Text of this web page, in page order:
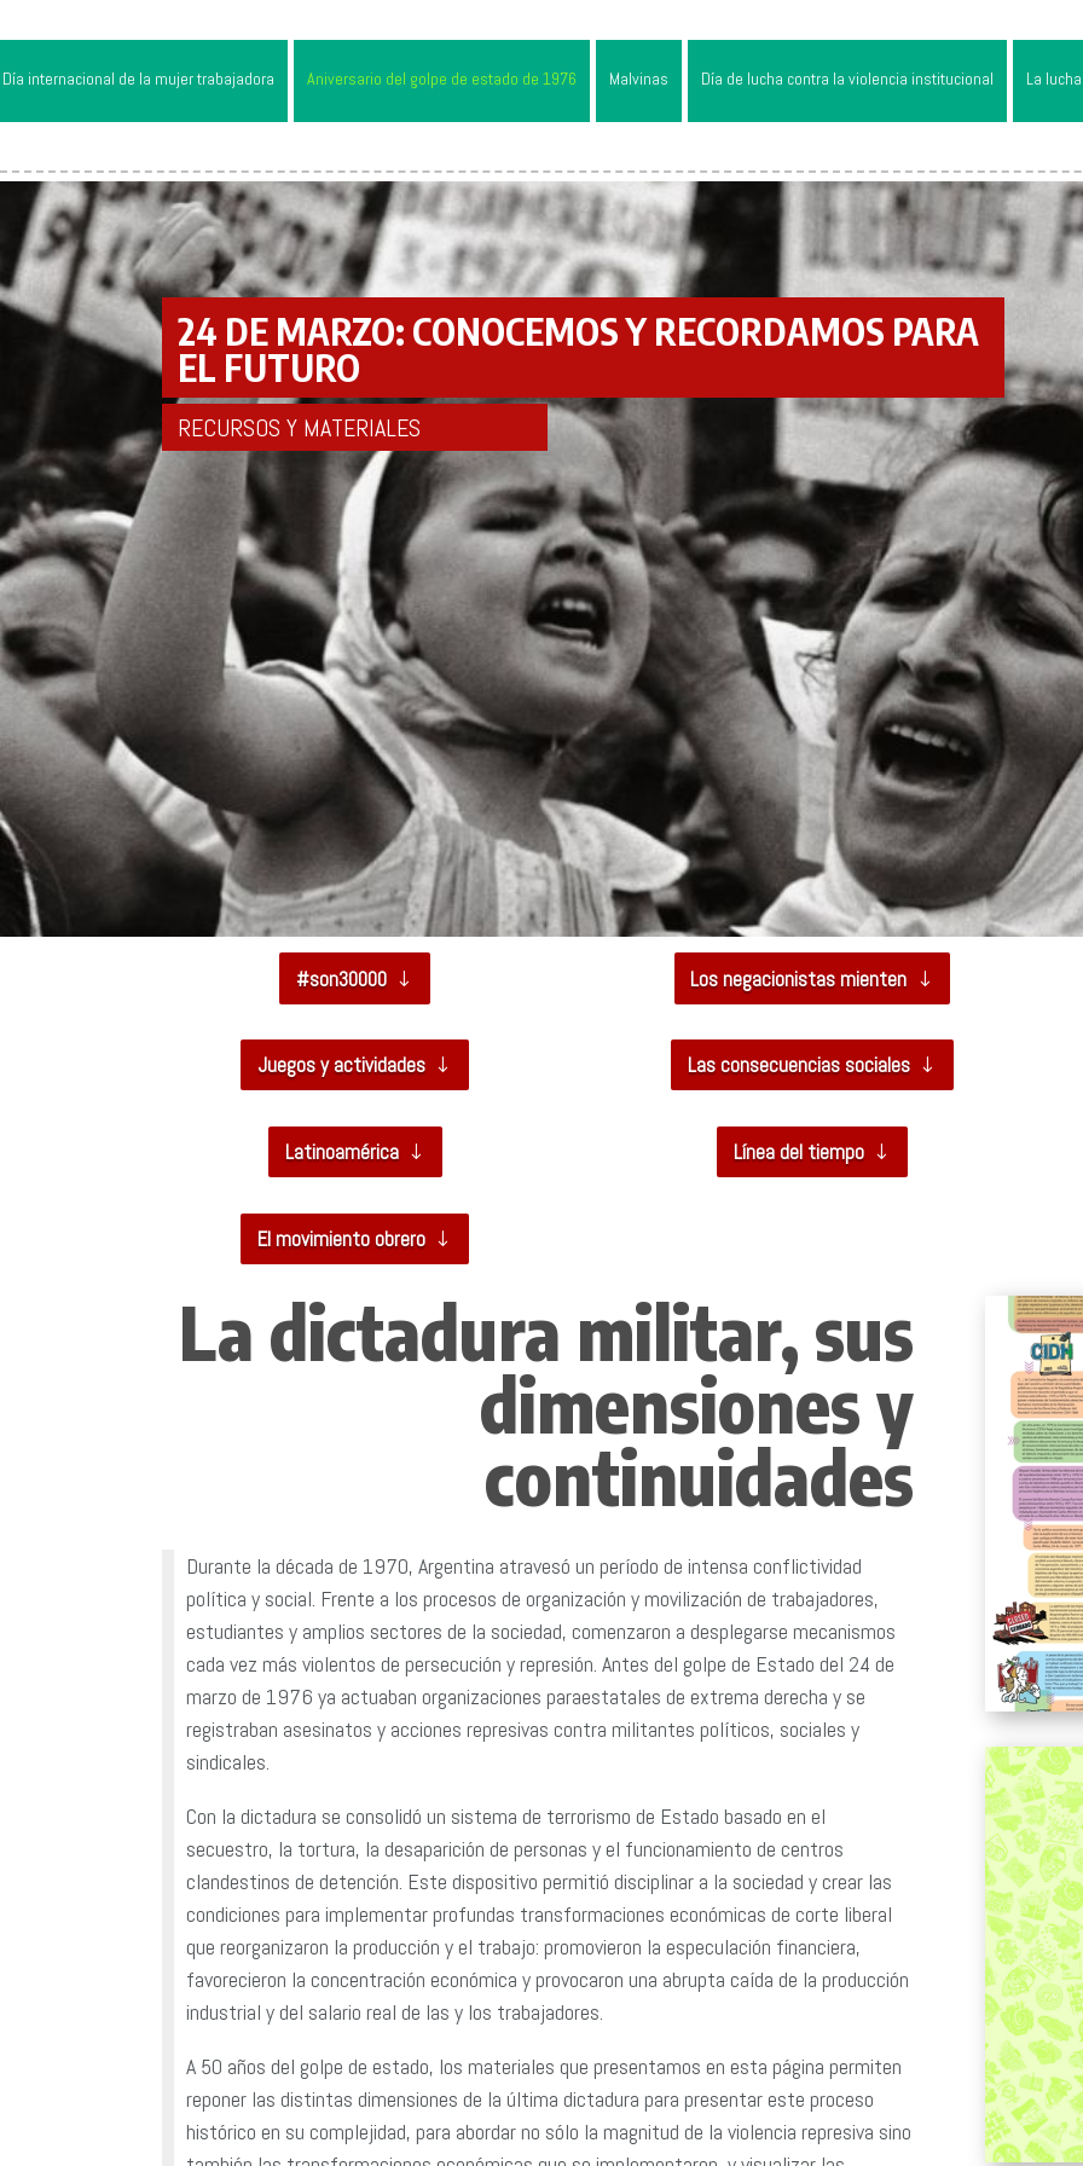
Día internacional de la mujer trabajadora Aniversario del golpe de estado de 1976 Malvinas Día de lucha contra la violencia institucional La
24 DE MARZO: CONOCEMOS Y RECORDAMOS PARA
EL FUTURO
RECURSOS Y MATERIALES
#son30000
Juegos y actividades
Latinoamérica
El movimiento obrero
Los negacionistas mienten
Las consecuencias sociales
Línea del tiempo
La dictadura militar, sus
dimensiones y
continuidades
Durante la década de 1970, Argentina atravesó un período de intensa conflictividad
política y social. Frente a los procesos de organización y movilización de trabajadores,
estudiantes y amplios sectores de la sociedad, comenzaron a desplegarse mecanismos
cada vez más violentos de persecución y represión. Antes del golpe de Estado del 24 de
marzo de 1976 ya actuaban organizaciones paraestatales de extrema derecha y se
registraban asesinatos y acciones represivas contra militantes políticos, sociales y
sindicales.
Con la dictadura se consolidó un sistema de terrorismo de Estado basado en el
secuestro, la tortura, la desaparición de personas y el funcionamiento de centros
clandestinos de detención. Este dispositivo permitió disciplinar a la sociedad y crear las
condiciones para implementar profundas transformaciones económicas de corte liberal
que reorganizaron la producción y el trabajo: promovieron la especulación financiera,
favorecieron la concentración económica y provocaron una abrupta caída de la producción
industrial y del salario real de las y los trabajadores.
A 50 años del golpe de estado, los materiales que presentamos en esta página permiten
reponer las distintas dimensiones de la última dictadura para presentar este proceso
histórico en su complejidad, para abordar no sólo la magnitud de la violencia represiva sino